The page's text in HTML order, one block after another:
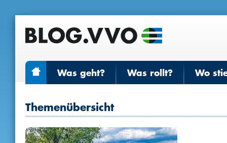
Was geht? Was rollt? Wo
Themenübersicht